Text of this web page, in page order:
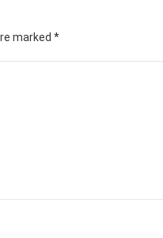
marked *